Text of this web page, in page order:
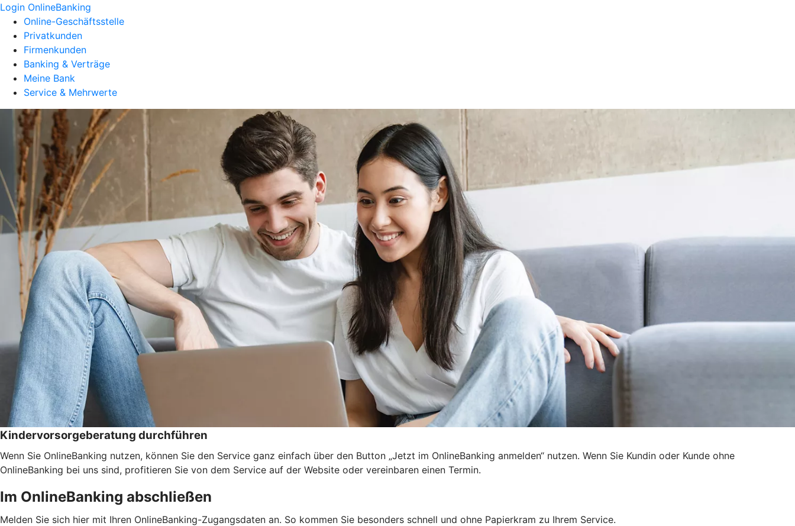
Login OnlineBanking
Online-Geschäftsstelle
Privatkunden
Firmenkunden
Banking & Verträge
Meine Bank
Service & Mehrwerte
Kindervorsorgeberatung durchführen
Wenn Sie OnlineBanking nutzen, können Sie den Service ganz einfach über den Button „Jetzt im OnlineBanking anmelden“ nutzen. Wenn Sie Kundin oder Kunde ohne
OnlineBanking bei uns sind, profitieren Sie von dem Service auf der Website oder vereinbaren einen Termin.
Im OnlineBanking abschließen
Melden Sie sich hier mit Ihren OnlineBanking-Zugangsdaten an. So kommen Sie besonders schnell und ohne Papierkram zu Ihrem Service.